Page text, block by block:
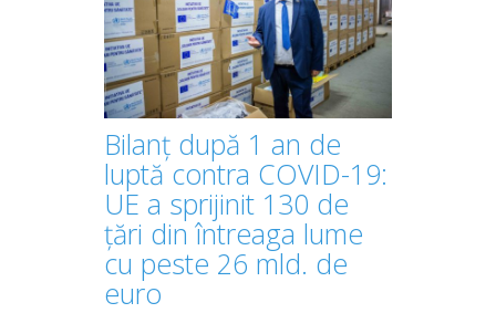
Bilanț după 1 an de
luptă contra COVID-19:
UE a sprijinit 130 de
țări din întreaga lume
cu peste 26 mld. de
euro